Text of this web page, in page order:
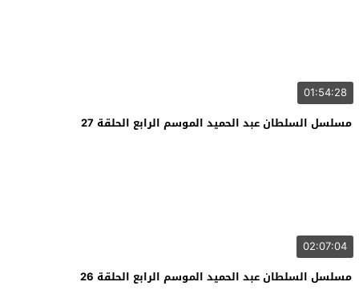
01:54:28
مسلسل السلطان عبد الحميد الموسم الرابع الحلقة 27
02:07:04
مسلسل السلطان عبد الحميد الموسم الرابع الحلقة 26